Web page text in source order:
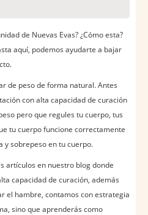
de Nuevas Evas? ¿Cómo esta?
aquí, podemos ayudarte a bajar
de peso de forma natural. Antes
con alta capacidad de curación
pero que regules tu cuerpo, tus
tu cuerpo funcione correctamente
y sobrepeso en tu cuerpo.
artículos en nuestro blog donde
capacidad de curación, además
el hambre, contamos con estrategia
sino que aprenderás como